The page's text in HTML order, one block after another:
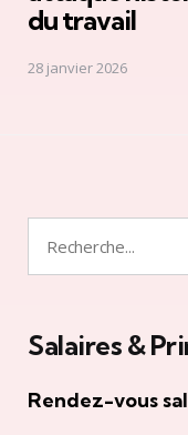
du travail
28 janvier 2026
Salaires &
Rendez-vous